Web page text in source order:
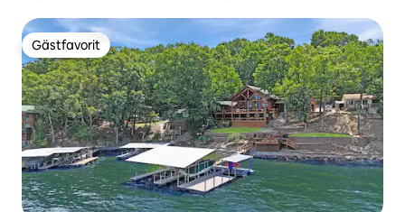
Gästfavorit
Gästfavorit